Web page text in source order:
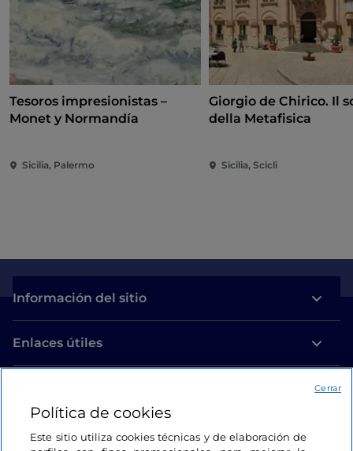
Tesoros impresionistas –
Monet y Normandía
Sicilia, Palermo
Giorgio de Chirico. Il
della Metafisica
Sicilia, Scicli
Información del sitio
Enlaces útiles
Estamos en contacto
Política de cookies
Este sitio utiliza cookies técnicas y de elaboración de
Cerrar